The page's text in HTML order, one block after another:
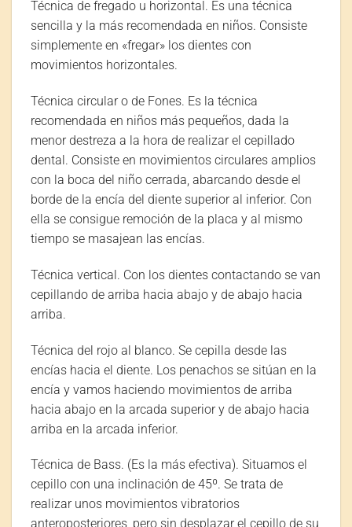
Técnica de fregado u horizontal. Es una técnica
sencilla y la más recomendada en niños. Consiste
simplemente en «fregar» los dientes con
movimientos horizontales.
Técnica circular o de Fones. Es la técnica
recomendada en niños más pequeños, dada la
menor destreza a la hora de realizar el cepillado
dental. Consiste en movimientos circulares amplios
con la boca del niño cerrada, abarcando desde el
borde de la encía del diente superior al inferior. Con
ella se consigue remoción de la placa y al mismo
tiempo se masajean las encías.
Técnica vertical. Con los dientes contactando se van
cepillando de arriba hacia abajo y de abajo hacia
arriba.
Técnica del rojo al blanco. Se cepilla desde las
encías hacia el diente. Los penachos se sitúan en la
encía y vamos haciendo movimientos de arriba
hacia abajo en la arcada superior y de abajo hacia
arriba en la arcada inferior.
Técnica de Bass. (Es la más efectiva). Situamos el
cepillo con una inclinación de 45º. Se trata de
realizar unos movimientos vibratorios
anteroposteriores, pero sin desplazar el cepillo de su